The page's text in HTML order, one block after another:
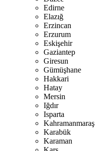
Edirne
Elazığ
Erzincan
Erzurum
Eskişehir
Gaziantep
Giresun
Gümüşhane
Hakkari
Hatay
Mersin
Iğdır
Isparta
Kahramanmaraş
Karabük
Karaman